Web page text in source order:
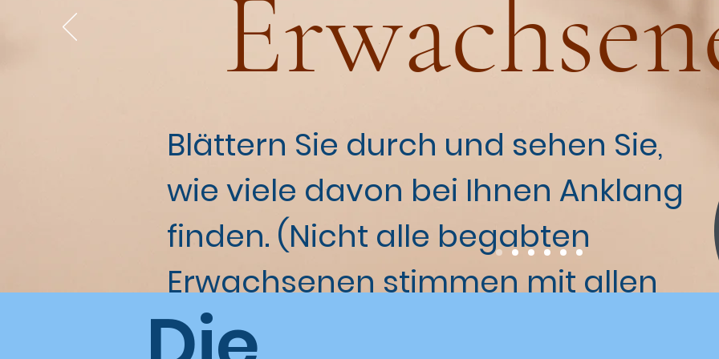
Blättern Sie durch und sehen Sie,
wie viele davon bei Ihnen Anklang
finden. (Nicht alle begabten
Erwachsenen stimmen mit allen
Aussagen überein, aber Sie werden